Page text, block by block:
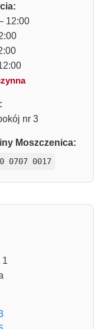
12:00
nr 3
Moszczenica:
0707 0017
1